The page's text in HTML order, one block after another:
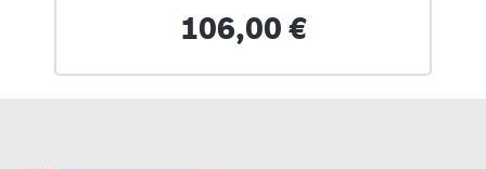
Regulärer Preis:
106,00 €